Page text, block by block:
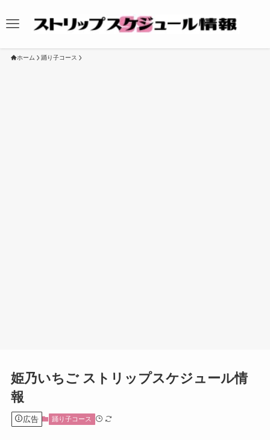
ホーム 踊り子コース
姫乃いちご ストリップスケジュール情
報
広告 踊り子コース